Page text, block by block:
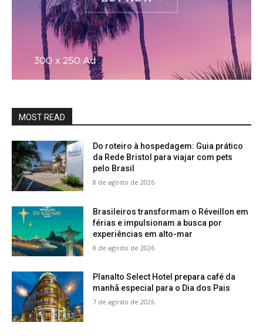
MOST READ
Do roteiro à hospedagem: Guia prático
da Rede Bristol para viajar com pets
pelo Brasil
8 de agosto de 2026
Brasileiros transformam o Réveillon em
férias e impulsionam a busca por
experiências em alto-mar
8 de agosto de 2026
Planalto Select Hotel prepara café da
manhã especial para o Dia dos Pais
7 de agosto de 2026